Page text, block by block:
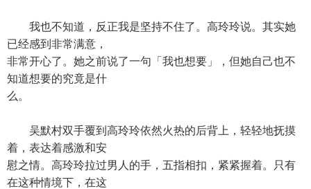
我也不知道，反正我是坚持不住了。高玲玲说。其实她
已经感到非常满意，
非常开心了。她之前说了一句「我也想要」，但她自己也不
知道想要的究竟是什
么。
吴默村双手覆到高玲玲依然火热的后背上，轻轻地抚摸
着，表达着感激和安
慰之情。高玲玲拉过男人的手，五指相扣，紧紧握着。只有
在这种情境下，在这